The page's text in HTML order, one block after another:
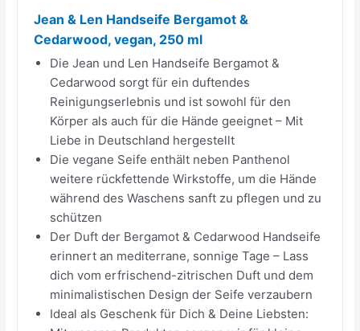
Jean & Len Handseife Bergamot &
Cedarwood, vegan, 250 ml
Die Jean und Len Handseife Bergamot &
Cedarwood sorgt für ein duftendes
Reinigungserlebnis und ist sowohl für den
Körper als auch für die Hände geeignet – Mit
Liebe in Deutschland hergestellt
Die vegane Seife enthält neben Panthenol
weitere rückfettende Wirkstoffe, um die Hände
während des Waschens sanft zu pflegen und zu
schützen
Der Duft der Bergamot & Cedarwood Handseife
erinnert an mediterrane, sonnige Tage – Lass
dich vom erfrischend-zitrischen Duft und dem
minimalistischen Design der Seife verzaubern
Ideal als Geschenk für Dich & Deine Liebsten: